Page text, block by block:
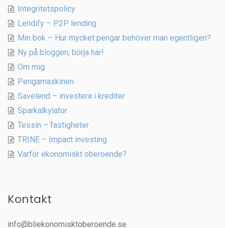
Integritetspolicy
Lendify – P2P lending
Min bok – Hur mycket pengar behöver man egentligen?
Ny på bloggen, börja här!
Om mig
Pengamaskinen
Savelend – investera i krediter
Sparkalkylator
Tessin – fastigheter
TRINE – Impact investing
Varför ekonomiskt oberoende?
Kontakt
info@bliekonomisktoberoende.se